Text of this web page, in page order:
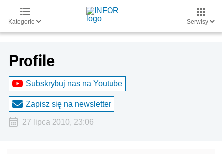
Kategorie Serwisy
Profile
Subskrybuj nas na Youtube
Zapisz się na newsletter
27 lipca 2010, 23:06